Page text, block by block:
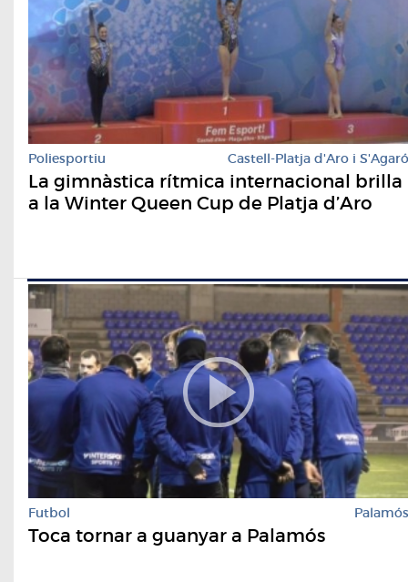
Poliesportiu Castell-Platja d'Aro i S'Agaró
La gimnàstica rítmica internacional brilla
a la Winter Queen Cup de Platja d’Aro
Futbol Palamós
Toca tornar a guanyar a Palamós